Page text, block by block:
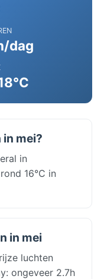
dag
mei?
in
16°C in
in mei
luchten
ongeveer 2.7h